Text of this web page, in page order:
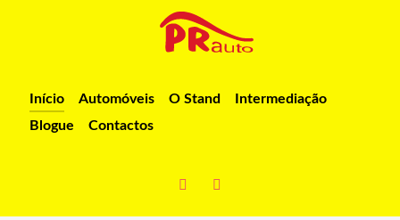
Início Automóveis O Stand
Intermediação
Blogue
Contactos